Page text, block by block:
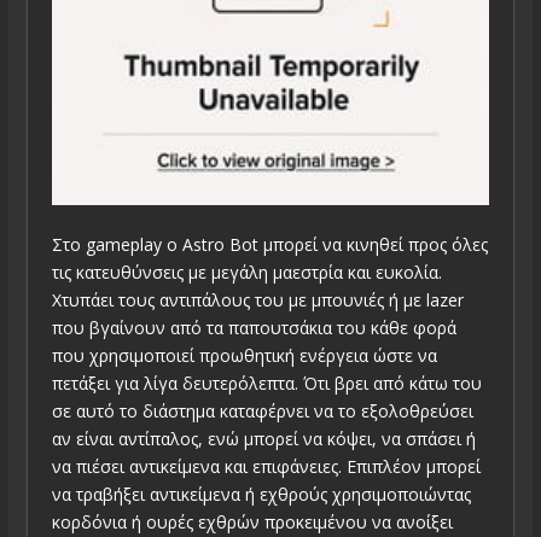
Στο gameplay ο Astro Bot μπορεί να κινηθεί προς όλες
τις κατευθύνσεις με μεγάλη μαεστρία και ευκολία.
Χτυπάει τους αντιπάλους του με μπουνιές ή με lazer
που βγαίνουν από τα παπουτσάκια του κάθε φορά
που χρησιμοποιεί προωθητική ενέργεια ώστε να
πετάξει για λίγα δευτερόλεπτα. Ότι βρει από κάτω του
σε αυτό το διάστημα καταφέρνει να το εξολοθρεύσει
αν είναι αντίπαλος, ενώ μπορεί να κόψει, να σπάσει ή
να πιέσει αντικείμενα και επιφάνειες. Επιπλέον μπορεί
να τραβήξει αντικείμενα ή εχθρούς χρησιμοποιώντας
κορδόνια ή ουρές εχθρών προκειμένου να ανοίξει